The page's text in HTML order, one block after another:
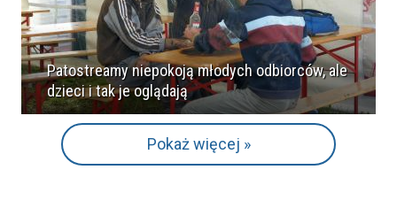
Patostreamy niepokoją młodych odbiorców, ale
dzieci i tak je oglądają
Pokaż więcej »